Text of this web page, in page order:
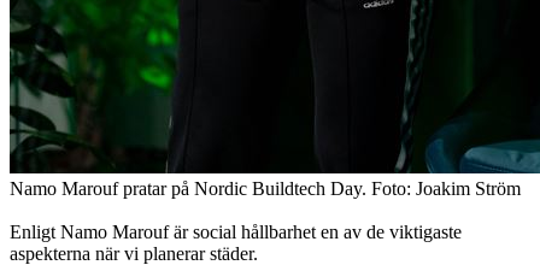
Namo Marouf pratar på Nordic Buildtech Day. Foto: Joakim Ström
Enligt Namo Marouf är social hållbarhet en av de viktigaste
aspekterna när vi planerar städer.